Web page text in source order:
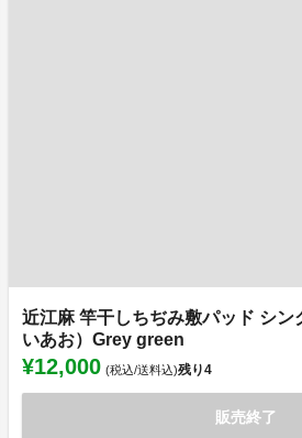
近江麻 竿干しちぢみ敷パッド シン
いあお）Grey green
¥12,000 (税込/送料込)残り4
販売終了